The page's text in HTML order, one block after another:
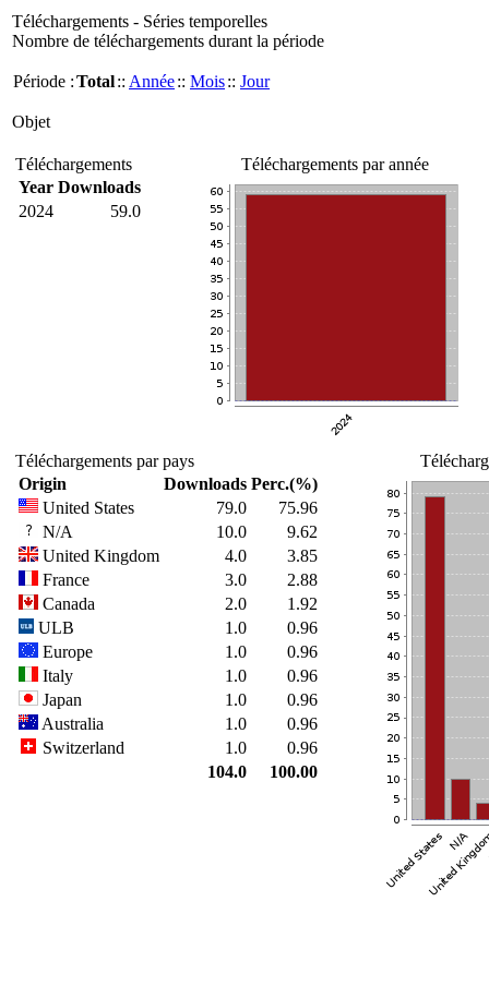
Téléchargements - Séries temporelles
Nombre de téléchargements durant la période
Période :Total:: Année:: Mois:: Jour
Objet
Téléchargements
Year Downloads
2024
59.0
Téléchargements par année
Téléchargements par pays
Origin
Downloads Perc.(%)
United States
79.0
75.96
N/A
10.0
9.62
United Kingdom
4.0
3.85
France
3.0
2.88
Canada
2.0
1.92
ULB
1.0
0.96
Europe
1.0
0.96
Italy
1.0
0.96
Japan
1.0
0.96
Australia
1.0
0.96
Switzerland
1.0
0.96
104.0
100.00